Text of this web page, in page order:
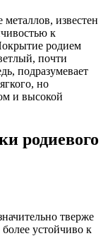
известен
к
родием
почти
подразумевает
но
и высокой
родиевого
тверже
устойчиво к